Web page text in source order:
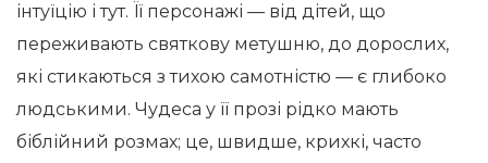
інтуїцію і тут. Її персонажі — від дітей, що
переживають святкову метушню, до дорослих,
які стикаються з тихою самотністю — є глибоко
людськими. Чудеса у її прозі рідко мають
біблійний розмах; це, швидше, крихкі, часто